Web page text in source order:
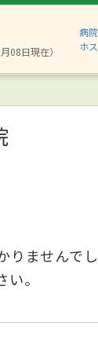
08日現在）
病
ホ
ませんでし
。